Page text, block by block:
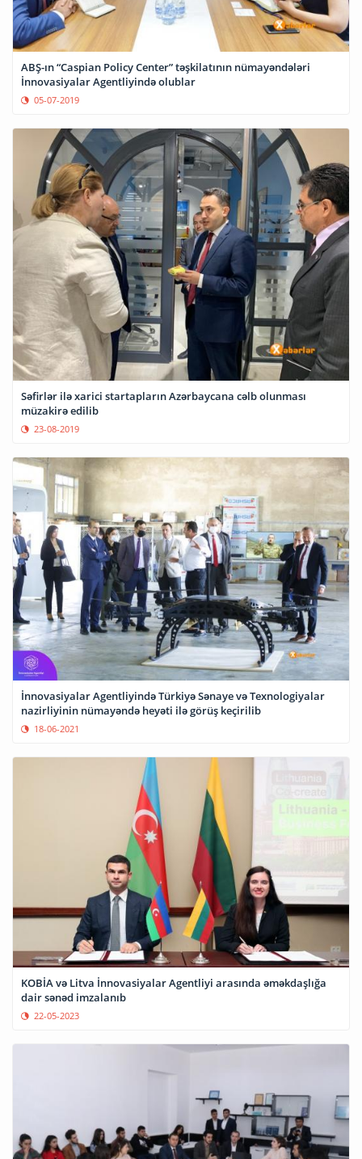
ABŞ-ın “Caspian Policy Center” təşkilatının nümayəndələri
İnnovasiyalar Agentliyində olublar
05-07-2019
Səfirlər ilə xarici startapların Azərbaycana cəlb olunması
müzakirə edilib
23-08-2019
İnnovasiyalar Agentliyində Türkiyə Sənaye və Texnologiyalar
nazirliyinin nümayəndə heyəti ilə görüş keçirilib
18-06-2021
KOBİA və Litva İnnovasiyalar Agentliyi arasında əməkdaşlığa
dair sənəd imzalanıb
22-05-2023